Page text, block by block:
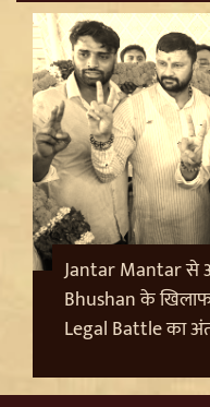
Trisha Krishnan पर
Arrest, जानें चेन्नई पुलिस
Jantar Mantar से
Jantar Mantar से
Bhushan के
Legal Battle का